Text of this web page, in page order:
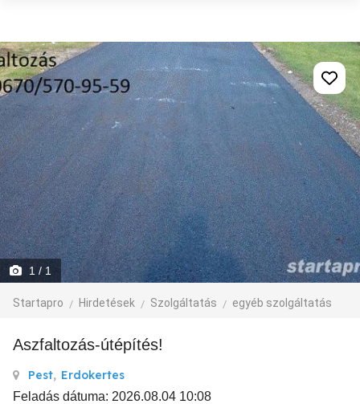
1 / 1
Startapro Hirdetések Szolgáltatás egyéb szolgáltatás
Aszfaltozás-útépítés!
Pest, Erdokertes
Feladás dátuma: 2026.08.04 10:08